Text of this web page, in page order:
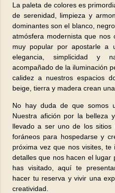
La paleta de colores es
de serenidad, limpieza y
dominantes son el blanco,
atmósfera modernista que nos
muy popular por apostarle a
elegancia, simplicidad y
acompañado de la iluminación
calidez a nuestros espacios
beige, tierra y madera crean
No hay duda de que somos
Nuestra afición por la belleza
llevado a ser uno de los sitios
foráneos para hospedarse y
próxima vez que nos visites,
detalles que nos hacen el lugar
has visitado, aquí te
hacer tu reserva y vivir una
creatividad.